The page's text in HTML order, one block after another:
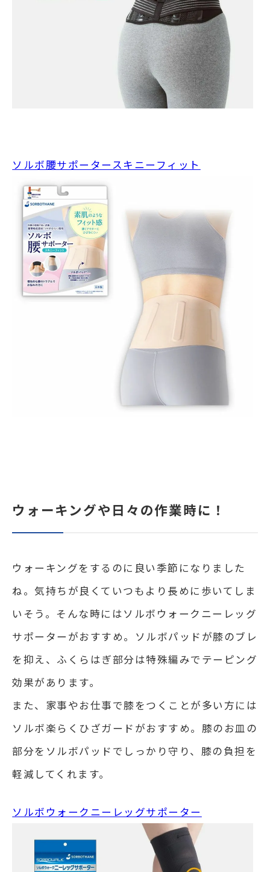
ソルボ腰サポータースキニーフィット
ウォーキングや日々の作業時に！
ウォーキングをするのに良い季節になりました
ね。気持ちが良くていつもより長めに歩いてしま
いそう。そんな時にはソルボウォークニーレッグ
サポーターがおすすめ。ソルボパッドが膝のブレ
を抑え、ふくらはぎ部分は特殊編みでテーピング
効果があります。
また、家事やお仕事で膝をつくことが多い方には
ソルボ楽らくひざガードがおすすめ。膝のお皿の
部分をソルボパッドでしっかり守り、膝の負担を
軽減してくれます。
ソルボウォークニーレッグサポーター